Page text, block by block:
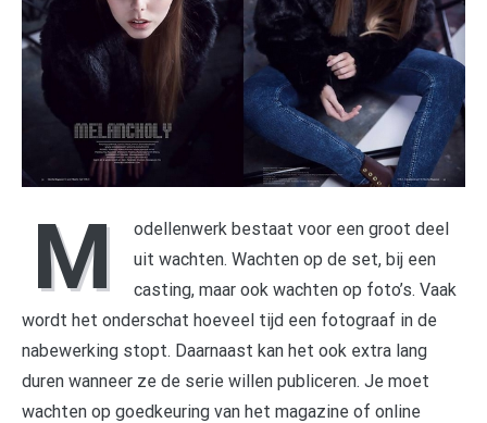
M
odellenwerk bestaat voor een groot deel
uit wachten. Wachten op de set, bij een
casting, maar ook wachten op foto’s. Vaak
wordt het onderschat hoeveel tijd een fotograaf in de
nabewerking stopt. Daarnaast kan het ook extra lang
duren wanneer ze de serie willen publiceren. Je moet
wachten op goedkeuring van het magazine of online